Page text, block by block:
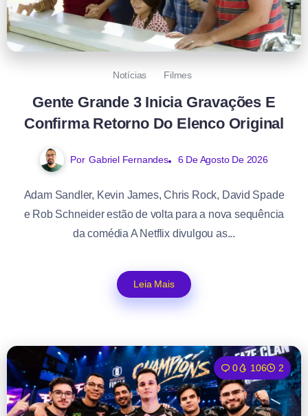
Notícias Filmes
Gente Grande 3 Inicia Gravações E
Confirma Retorno Do Elenco Original
Por Gabriel Fernandes 6 De Agosto De 2026
Adam Sandler, Kevin James, Chris Rock, David Spade
e Rob Schneider estão de volta para a nova sequência
da comédia A Netflix divulgou as...
Leia Mais
0 106 2